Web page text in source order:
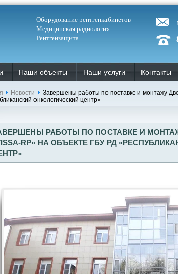
Оборудование рентгенкабинетов
Медицинская радиология
Рентгензащита
Наши объекты Наши услуги Контакты
Новости
Завершены работы по поставке и монтажу
онкологический центр»
РАБОТЫ ПО ПОСТАВКЕ И
RР» НА ОБЪЕКТЕ ГБУ РД